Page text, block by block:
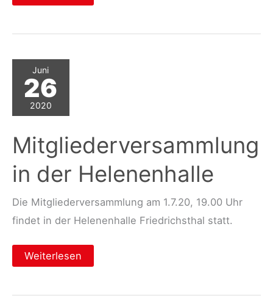
zur
18.10.2020
Juni
26
2020
Mitgliederversammlung
in der Helenenhalle
Die Mitgliederversammlung am 1.7.20, 19.00 Uhr
findet in der Helenenhalle Friedrichsthal statt.
Mitgliederversammlung
in
Weiterlesen